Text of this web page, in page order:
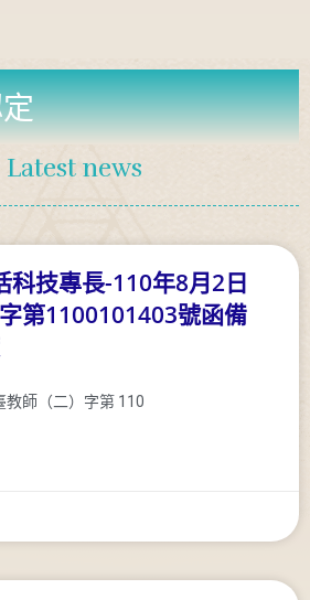
Latest news
科技專長-110年8月2日
第1100101403號函備
教師（二）字第 110